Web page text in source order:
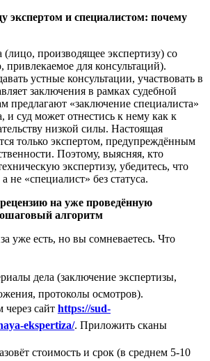
экспертом и специалистом: почему
(лицо, производящее экспертизу) со
привлекаемое для консультаций).
устные консультации, участвовать в
заключения в рамках судебной
предлагают «заключение специалиста»
и суд может отнестись к нему как к
низкой силы. Настоящая
только экспертом, предупреждённым
Поэтому, выясняя, кто
экспертизу, убедитесь, что
не «специалист» без статуса.
на уже проведённую
алгоритм
уже есть, но вы сомневаетесь. Что
дела (заключение экспертизы,
протоколы осмотров).
через сайт https://sud-
ekspertiza/. Приложить сканы
стоимость и срок (в среднем 5-10